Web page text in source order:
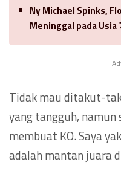
Ny Michael Spinks,
Meninggal pada Usia
Tidak mau ditakut-
yang tangguh,
membuat KO. Saya
adalah mantan juara